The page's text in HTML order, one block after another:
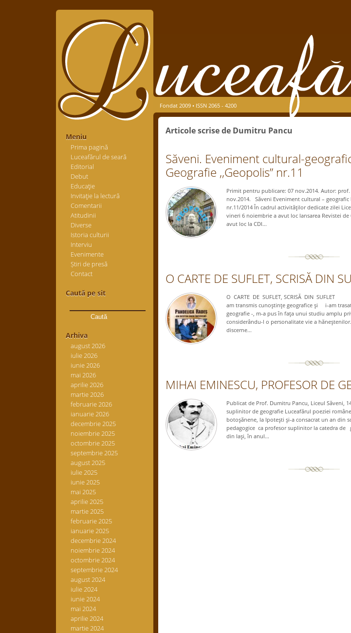
Meniu
Prima pagină
Luceafărul de seară
Editorial
Debut
Educaţie
Invitaţie la lectură
Comentarii
Atitudinii
Diverse
Istoria culturii
Interviu
Evenimente
Știri de presă
Contact
Caută pe sit
după:
Arhiva
august 2026
iulie 2026
iunie 2026
mai 2026
aprilie 2026
martie 2026
februarie 2026
ianuarie 2026
decembrie 2025
noiembrie 2025
octombrie 2025
septembrie 2025
august 2025
iulie 2025
iunie 2025
mai 2025
aprilie 2025
martie 2025
februarie 2025
ianuarie 2025
decembrie 2024
noiembrie 2024
octombrie 2024
septembrie 2024
august 2024
iulie 2024
iunie 2024
mai 2024
aprilie 2024
martie 2024
Fondat 2009 • ISSN 2065 - 4200
Articole scrise de Dumitru Pancu
Săveni. Eveniment cultural-
Geografie ,,Geopolis” nr.11
Primit pentru publicare: 07 nov.2014. Autor:
nov.2014. Săveni Eveniment cultural – geografic
nr.11/2014 În cadrul activităţilor dedicate zilei
vineri 6 noiembrie a avut loc lansarea Revistei
avut loc la CDI...
O CARTE DE SUFLET, SCRISĂ DIN
O CARTE DE SUFLET, SCRISĂ DIN SUFLET
am transmis cunoştinţe geografice şi i-am
geografie -, m-a pus în faţa unui studiu amplu
considerându-l o personalitate vie a
discerne...
MIHAI EMINESCU, PROFESOR DE
Publicat de Prof. Dumitru Pancu, Liceul Săveni,
suplinitor de geografie Luceafărul poeziei
botoşănene, la Ipoteşti şi-a consacrat un an din
pedagogice ca profesor suplinitor la catedra de
din Iaşi, în anul...